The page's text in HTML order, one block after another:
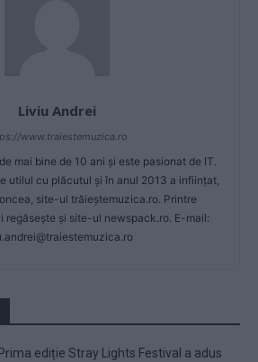
Liviu Andrei
www.traiestemuzica.ro
mai bine de 10 ani și este pasionat de IT.
utilul cu plăcutul și în anul 2013 a inființat,
site-ul trăieștemuzica.ro. Printre
regăsește și site-ul newspack.ro. E-mail:
Prima ediție Stray Lights Festival a adus